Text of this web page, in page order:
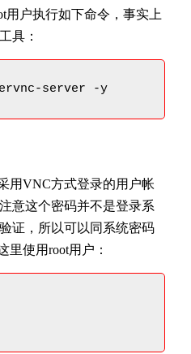
用户执行如下命令，事实上
具：
server -y
用VNC方式登录的用户帐
意这个密码并不是登录系
证，所以可以同系统密码
里使用root用户：